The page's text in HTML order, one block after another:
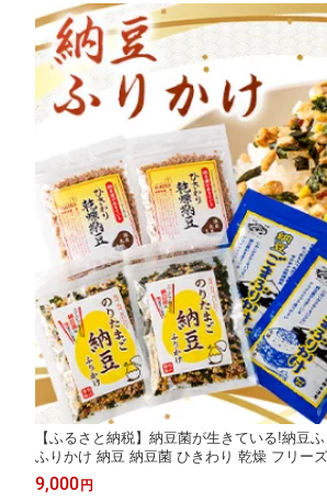
【ふるさと納税】納豆菌が生きている!納豆ふ
ふりかけ 納豆 納豆菌 ひきわり 乾燥 フリー
ぎり ごま のりたまご 調味料 フローラ 納豆
少なめ 人気 おすすめ お取り寄せ 送料無料 【
9,000 円